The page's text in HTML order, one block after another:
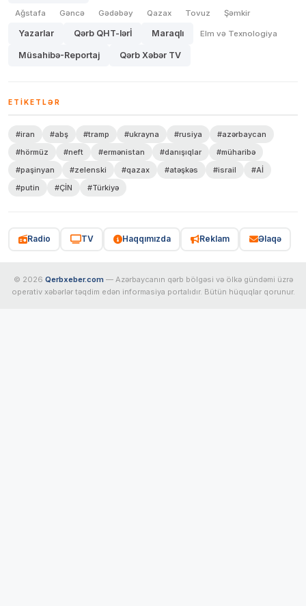
Ağstafa Gəncə Gədəbəy Qazax Tovuz Şəmkir
Yazarlar Qərb QHT-lərİ Maraqlı Elm və Texnologiya
Müsahibə-Reportaj Qərb Xəbər TV
ETIKETLƏR
#iran #abş #tramp #ukrayna #rusiya
#azərbaycan
#hörmüz
#neft #ermənistan #danışıqlar
#müharibə
#paşinyan
#zelenski #qazax #atəşkəs #israil
#Aİ
#putin
#ÇİN #Türkiyə
Radio TV Haqqımızda Reklam Əlaqə
© 2026 Qerbxeber.com — Azərbaycanın qərb bölgəsi və ölkə gündəmi üzrə
operativ xəbərlər təqdim edən informasiya portalıdır. Bütün hüquqlar qorunur.